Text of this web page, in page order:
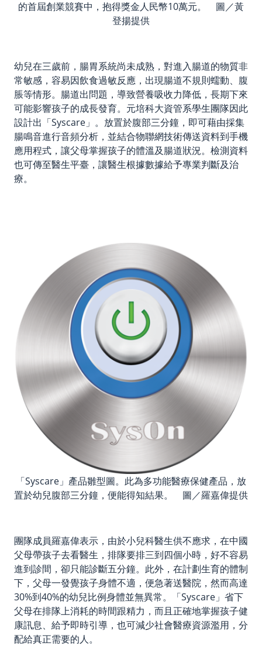
的首屆創業競賽中，抱得獎金人民幣10萬元。 圖／黃
登揚提供
幼兒在三歲前，腸胃系統尚未成熟，對進入腸道的物質非
常敏感，容易因飲食過敏反應，出現腸道不規則蠕動、腹
脹等情形。腸道出問題，導致營養吸收力降低，長期下來
可能影響孩子的成長發育。 元培科大資管系學生團隊因此
設計出「Syscare」 。放置於腹部三分鐘，即可藉由採集
腸鳴音進行音頻分析，並結合物聯網技術傳送資料到手機
應用程式，讓父母掌握孩子的體溫及腸道狀況。檢測資料
也可傳至醫生平臺，讓醫生根據數據給予專業判斷及治
療。
「Syscare」產品雛型圖。此為多功能醫療保健產品，放
置於幼兒腹部三分鐘，便能得知結果。 圖／羅嘉偉提供
團隊成員羅嘉偉表示，由於小兒科醫生供不應求，在中國
父母帶孩子去看醫生，排隊要排三到四個小時，好不容易
進到診間，卻只能診斷五分鐘。此外，在計劃生育的體制
下，父母一發覺孩子身體不適，便急著送醫院，然而高達
30%到40%的幼兒比例身體並無異常。「Syscare」 省下
父母在排隊上消耗的時間跟精力，而且正確地掌握孩子健
康訊息、給予即時引導，也可減少社會醫療資源濫用，分
配給真正需要的人。